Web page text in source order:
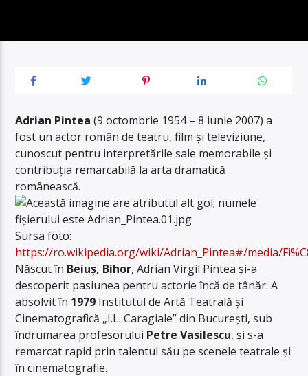
Adrian Pintea (9 octombrie 1954 – 8 iunie 2007) a
fost un actor român de teatru, film și televiziune,
cunoscut pentru interpretările sale memorabile și
contribuția remarcabilă la arta dramatică
românească.
Sursa foto:
https://ro.wikipedia.org/wiki/Adrian_Pintea#/media/
Născut în Beiuș, Bihor, Adrian Virgil Pintea și-a
descoperit pasiunea pentru actorie încă de tânăr. A
absolvit în 1979 Institutul de Artă Teatrală și
Cinematografică „I.L. Caragiale” din București, sub
îndrumarea profesorului Petre Vasilescu, și s-a
remarcat rapid prin talentul său pe scenele teatrale și
în cinematografie.